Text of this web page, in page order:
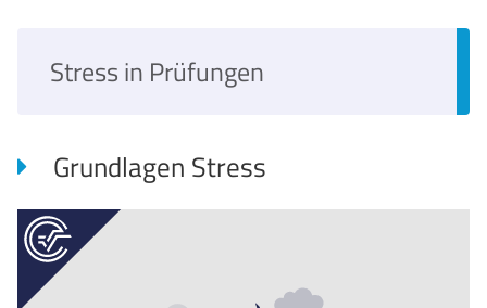
Stress in Prüfungen
Grundlagen Stress